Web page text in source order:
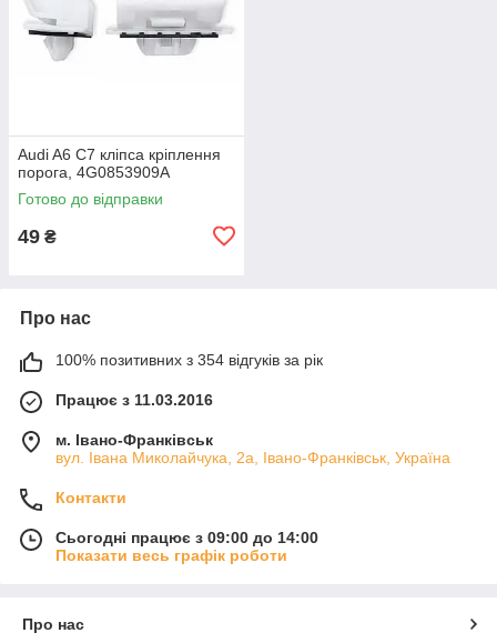
Audi A6 C7 кліпса кріплення
порога, 4G0853909A
Готово до відправки
49 ₴
Про нас
100% позитивних з 354 відгуків за рік
Працює з 11.03.2016
м. Івано-Франківськ
вул. Івана Миколайчука, 2а, Івано-Франківськ, Україна
Контакти
Сьогодні працює з 09:00 до 14:00
Показати весь графік роботи
Про нас